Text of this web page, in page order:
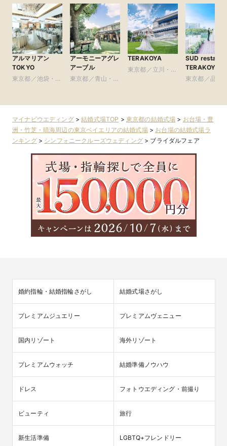
アルマリアン
TOKYO
東京都／池袋・練
アーモニーアグレ
アーブル
東京都／青山・表
TERAKOYA
東京都／立川・八
SUD
TERAKOYA
東京都／品川
マイナビウエディング>結婚式場TOP > 東京都の結婚式場 > お台場・豊
洲・竹芝・晴海周辺の東京ベイエリアの結婚式場> お台場の結婚式場ラ
ンキング> シンフォニークルーズウェディング> ブライダルフェア
婚約指輪・結婚指輪さがし 結婚式場さがし
プレミアムジュエリー プレミアムヴェニュー
国内リゾート 海外リゾート
プレミアムウォッチ 結婚準備ノウハウ
ドレス フォトウエディング・前撮り
ビューティ 旅行
新生活準備 LGBTQ+フレンドリー